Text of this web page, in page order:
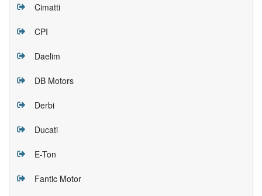
Cimatti
CPI
Daelim
DB Motors
Derbi
Ducati
E-Ton
Fantic Motor